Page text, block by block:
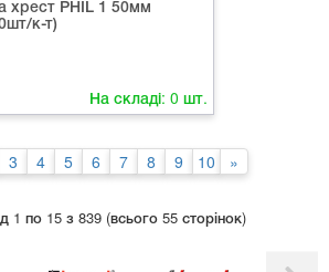
хрест РНIL 1 50мм
к-т)
На складі: 0 шт.
3 4 5 6 7 8 9 10 »
1 по 15 з 839 (всього 55 сторінок)